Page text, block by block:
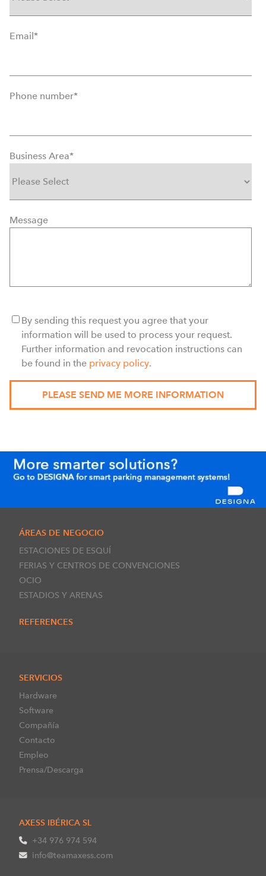
Email*
Phone number*
Business Area*
Message
By sending this request you agree that your
information will be used to process your request.
Further information and revocation instructions can
be found in the privacy policy.
ÁREAS DE NEGOCIO
ESTACIONES DE ESQUÍ
FERIAS Y CENTROS DE CONVENCIONES
OCIO
ESTADIOS Y ARENAS
REFERENCES
SERVICIOS
Hardware
Software
Compañía
Contacto
Empleo
Prensa/Descarga
AXESS IBÉRICA SL
+34 976 974 594
info@teamaxess.com